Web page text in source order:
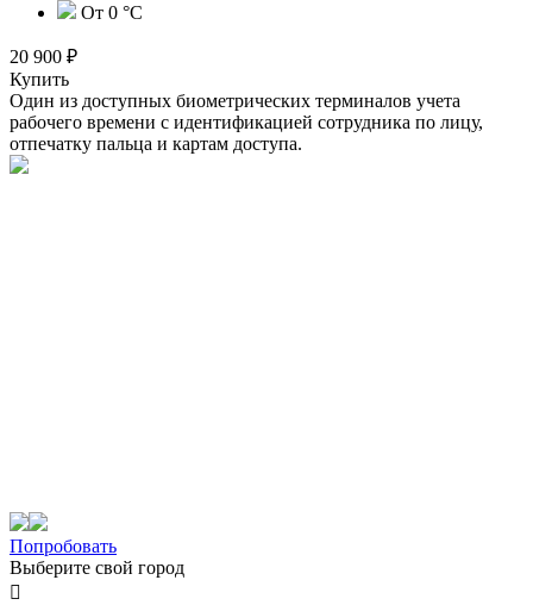
От 0 °С
20 900 ₽
Купить
Один из доступных биометрических терминалов учета
рабочего времени с идентификацией сотрудника по лицу,
отпечатку пальца и картам доступа.
Попробовать
Выберите свой город
